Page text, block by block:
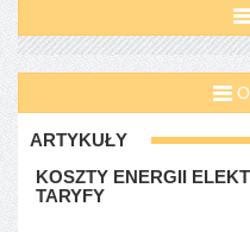
ARTYKUŁY
KOSZTY ENERGII
TARYFY